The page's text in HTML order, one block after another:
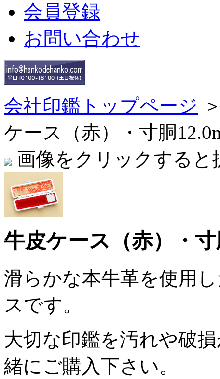
会員登録
お問い合わせ
会社印鑑トップページ
ケース（赤）・寸胴
画像をクリックすると
牛皮ケース（赤）・
滑らかな本牛革を使用
スです。
大切な印鑑を汚れや破
緒にご購入下さい。